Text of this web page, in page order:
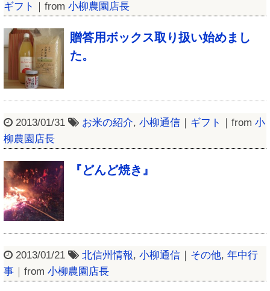
ギフト
｜from 小柳農園店長
贈答用ボックス取り扱い始めまし
た。
2013/01/31 お米の紹介, 小柳通信 ｜ ギフト ｜from 小
柳農園店長
『どんど焼き』
2013/01/21 北信州情報, 小柳通信 ｜ その他, 年中行
事 ｜from 小柳農園店長